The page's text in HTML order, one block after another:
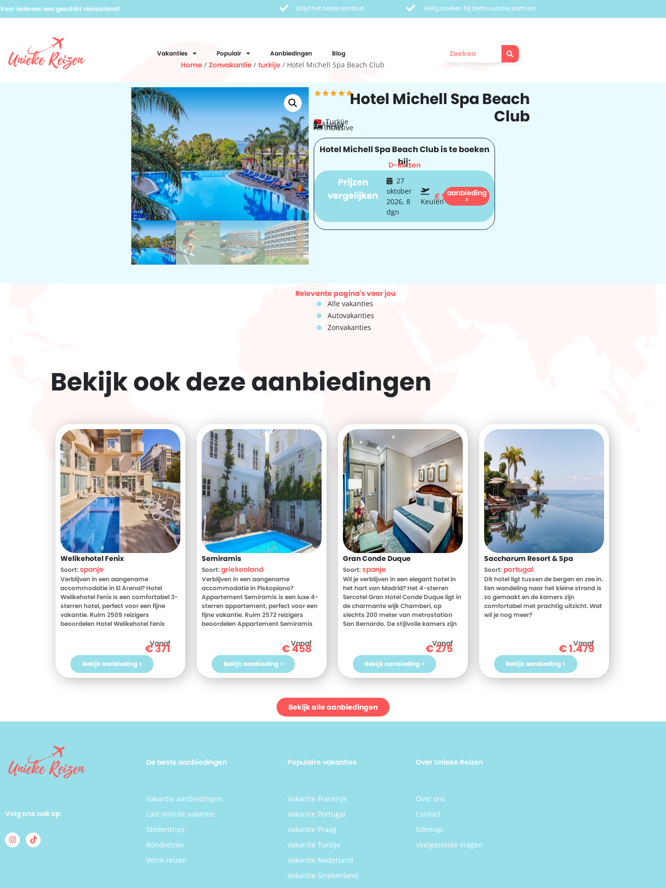
Voor iedereen een geschikt reisaanbod! Altijd het beste aanbod Veilig boeken bij betrouwbare partners
Vakanties Populair Aanbiedingen Blog
Home / Zonvakantie / turkije / Hotel Michell Spa Beach Club
Hotel Michell Spa Beach
Club
Turkije
Alanya
hotel
All Inclusive
Hotel Michell Spa Beach Club is te boeken
bij:
D-Reizen
Prijzen
vergelijken
27
oktober
2026, 8
dgn
Keulen
€ 563
aanbieding
>
Relevante pagina's voor jou
Alle vakanties
Autovakanties
Zonvakanties
Bekijk ook dezeaanbiedingen
Welikehotel Fenix
Soort:spanje
Verblijven in een aangename
accommodatie in El Arenal? Hotel
Welikehotel Fenix is een comfortabel 3-
sterren hotel, perfect voor een fijne
vakantie. Ruim 2509 reizigers
beoordelen Hotel Welikehotel Fenix
beoordelingen van Hotel Welikehotel
Fenix, voor meer informatie! Ben jij toe
aan een heerlijke vakantie in Spanje?
Boek jouw vakantie naar Hotel
Vanaf
€371
Bekijk aanbieding >
Semiramis
Soort:griekenland
Verblijven in een aangename
accommodatie in Piskopiano?
Appartement Semiramis is een luxe 4-
sterren appartement, perfect voor een
fijne vakantie. Ruim 2572 reizigers
beoordelen Appartement Semiramis
beoordelingen van Appartement
Semiramis, voor meer informatie! Ben
jij toe aan een heerlijke vakantie in
Griekenland? Boek jouw vakantie naar
Vanaf
€458
Bekijk aanbieding >
Gran Conde Duque
Soort:spanje
Wil je verblijven in een elegant hotel in
het hart van Madrid? Het 4-sterren
Sercotel Gran Hotel Conde Duque ligt in
de charmante wijk Chamberí, op
slechts 200 meter van metrostation
San Bernardo. De stijlvolle kamers zijn
flatscreen-tv en een kussenmenu voor
optimaal comfort. Begin je dag met een
uitgebreid ontbijtbuffet, inclusief
biologische en gezonde opties, en
ontspan later met een keuze uit meer
zoals het Centro Cultural Galileo Galilei
en de concertzaal Clamores in de
nabije omgeving, is er altijd iets te
Vanaf
€275
Bekijk aanbieding >
Saccharum Resort & Spa
Soort: portugal
Dit hotel ligt tussen de bergen en zee in.
Een wandeling naar het kleine strand is
zo gemaakt en de kamers zijn
comfortabel met prachtig uitzicht. Wat
wil je nog meer?
Vanaf
€1.479
Bekijk aanbieding >
Bekijk alle aanbiedingen
Volg ons ook op
De beste aanbiedingen
Vakantie aanbiedingen
Last minute vakantie
Stedentrips
Rondreizen
Verre reizen
Populaire vakanties
Vakantie Frankrijk
Vakantie Portugal
Vakantie Praag
Vakantie Turkije
Vakantie Nederland
Vakantie Griekenland
Over Unieke Reizen
Over ons
Contact
Sitemap
Veelgestelde vragen